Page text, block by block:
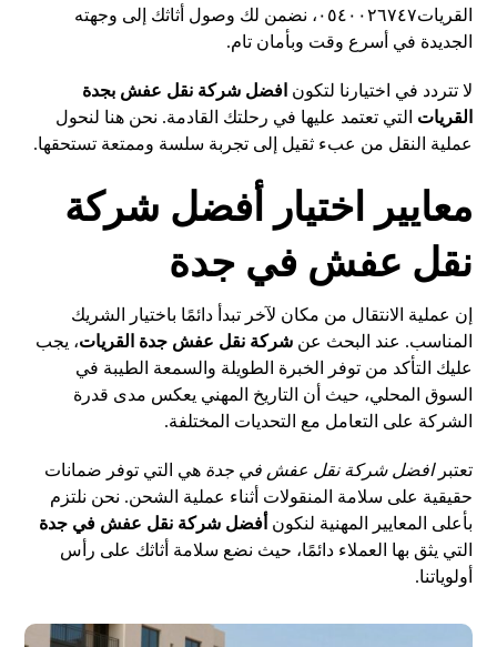
القريات٠٥٤٠٠٢٦٧٤٧، نضمن لك وصول أثاثك إلى وجهته
الجديدة في أسرع وقت وبأمان تام.
لا تتردد في اختيارنا لتكون افضل شركة نقل عفش بجدة
القريات التي تعتمد عليها في رحلتك القادمة. نحن هنا لنحول
عملية النقل من عبء ثقيل إلى تجربة سلسة وممتعة تستحقها.
معايير اختيار أفضل شركة
نقل عفش في جدة
إن عملية الانتقال من مكان لآخر تبدأ دائمًا باختيار الشريك
المناسب. عند البحث عنشركة نقل عفش جدة القريات، يجب
عليك التأكد من توفر الخبرة الطويلة والسمعة الطيبة في
السوق المحلي، حيث أن التاريخ المهني يعكس مدى قدرة
الشركة على التعامل مع التحديات المختلفة.
تعتبرافضل شركة نقل عفش في جدة هي التي توفر ضمانات
حقيقية على سلامة المنقولات أثناء عملية الشحن. نحن نلتزم
بأعلى المعايير المهنية لنكون أفضل شركة نقل عفش في جدة
التي يثق بها العملاء دائمًا، حيث نضع سلامة أثاثك على رأس
أولوياتنا.